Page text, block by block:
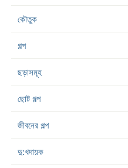
কৌতুক
গল্প
ছড়াসমূহ
ছোট গল্প
জীবনের গল্প
দু:খদায়ক